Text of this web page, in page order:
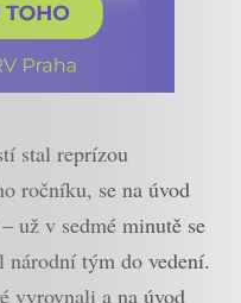
stal reprízou
ročníku, se na úvod
už v sedmé minutě se
tým do vedení.
vyrovnali a na úvod